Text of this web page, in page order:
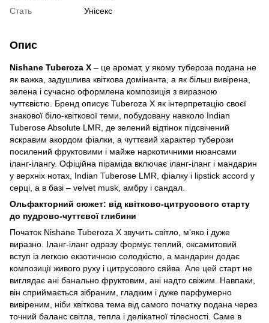
Стать
Унісекс
Опис
Nishane Tuberoza X – це аромат, у якому тубероза подана не
як важка, задушлива квіткова домінанта, а як більш вивірена,
зелена і сучасно оформлена композиція з виразною
чуттєвістю. Бренд описує Tuberoza X як інтерпретацію своєї
знакової біло-квіткової теми, побудовану навколо Indian
Tuberose Absolute LMR, де зелений відтінок підсвічений
яскравим акордом фіалки, а чуттєвий характер туберози
посилений фруктовими і майже наркотичними нюансами
іланг-ілангу. Офіційна піраміда включає іланг-іланг і мандарин
у верхніх нотах, Indian Tuberose LMR, фіалку і lipstick accord у
серці, а в базі – velvet musk, амбру і сандал.
Ольфакторний сюжет: від квітково-цитрусового старту
до пудрово-чуттєвої глибини
Початок Nishane Tuberoza X звучить світло, м’яко і дуже
виразно. Іланг-іланг одразу формує теплий, оксамитовий
вступ із легкою екзотичною солодкістю, а мандарин додає
композиції живого руху і цитрусового сяйва. Але цей старт не
виглядає ані банально фруктовим, ані надто свіжим. Навпаки,
він сприймається зібраним, гладким і дуже парфумерно
вивіреним, ніби квіткова тема від самого початку подана через
точний баланс світла, тепла і делікатної тілесності. Саме в